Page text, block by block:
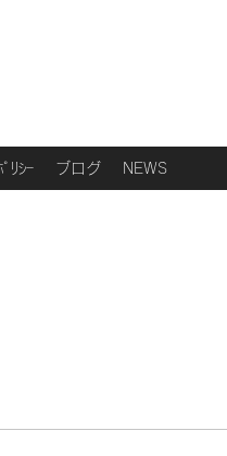
ﾘｼｰ ブログ NEWS